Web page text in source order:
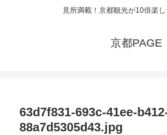
見所満載！京都観光が10倍楽し
京都PAGE
63d7f831-693c-41ee-
88a7d5305d43.jpg